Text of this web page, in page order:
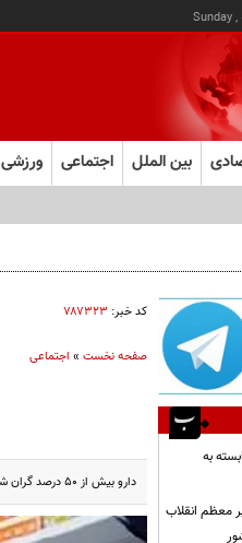
Sunday ,
بین الملل اجتماعی ورزشی
۲ نفر جان باختند
کد خبر: ۷۸۷۳۲۳
صفحه نخست» اجتماعی
دارو بیش از ۵۰ درصد گران شده و بسیاری از داروخانه‌ها نمی‌توانند در نبود پول، داروی مرکز خود را تامین کنند.
به
معظم انقلاب